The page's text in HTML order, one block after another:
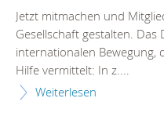
Jetzt mitmachen und
Gesellschaft gestalten. Das
internationalen Bewegung,
Hilfe vermittelt: In z....
Weiterlesen